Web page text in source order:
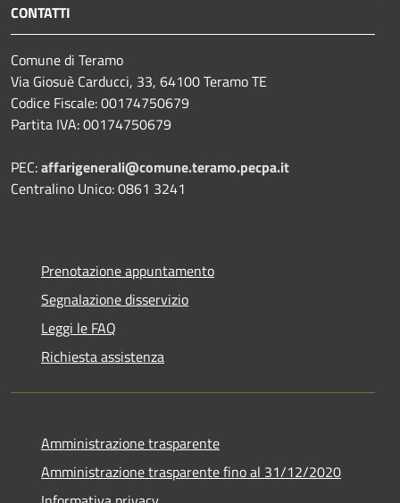
CONTATTI
Comune di Teramo
Via Giosuè Carducci, 33, 64100 Teramo TE
Codice Fiscale: 00174750679
Partita IVA: 00174750679
PEC:affarigenerali@comune.teramo.pecpa.it
Centralino Unico: 0861 3241
Prenotazione appuntamento
Segnalazione disservizio
Leggi le FAQ
Richiesta assistenza
Amministrazione trasparente
Amministrazione trasparente fino al 31/12/2020